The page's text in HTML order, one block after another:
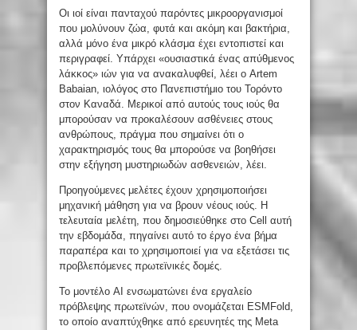
Οι ιοί είναι πανταχού παρόντες μικροοργανισμοί
που μολύνουν ζώα, φυτά και ακόμη και βακτήρια,
αλλά μόνο ένα μικρό κλάσμα έχει εντοπιστεί και
περιγραφεί. Υπάρχει «ουσιαστικά ένας απύθμενος
λάκκος» ιών για να ανακαλυφθεί, λέει ο Artem
Babaian, ιολόγος στο Πανεπιστήμιο του Τορόντο
στον Καναδά. Μερικοί από αυτούς τους ιούς θα
μπορούσαν να προκαλέσουν ασθένειες στους
ανθρώπους, πράγμα που σημαίνει ότι ο
χαρακτηρισμός τους θα μπορούσε να βοηθήσει
στην εξήγηση μυστηριωδών ασθενειών, λέει.
Προηγούμενες μελέτες έχουν χρησιμοποιήσει
μηχανική μάθηση για να βρουν νέους ιούς. Η
τελευταία μελέτη, που δημοσιεύθηκε στο Cell αυτή
την εβδομάδα, πηγαίνει αυτό το έργο ένα βήμα
παραπέρα και το χρησιμοποιεί για να εξετάσει τις
προβλεπόμενες πρωτεϊνικές δομές.
Το μοντέλο AI ενσωματώνει ένα εργαλείο
πρόβλεψης πρωτεϊνών, που ονομάζεται ESMFold,
το οποίο αναπτύχθηκε από ερευνητές της Meta